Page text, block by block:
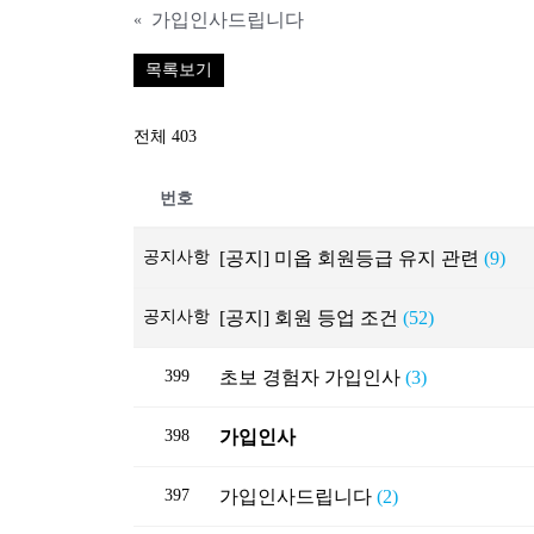
« 가입인사드립니다
목록보기
전체 403
번호
공지사항 [공지] 미옵 회원등급 유지 관련 (9)
공지사항 [공지] 회원 등업 조건 (52)
399 초보 경험자 가입인사 (3)
398 가입인사
397 가입인사드립니다 (2)